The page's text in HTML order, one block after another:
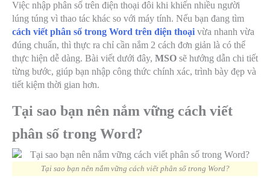
Việc nhập phân số trên điện thoại đôi khi khiến nhiều người
lúng túng vì thao tác khác so với máy tính. Nếu bạn đang tìm
cách viết phân số trong Word trên điện thoại vừa nhanh vừa
đúng chuẩn, thì thực ra chỉ cần nắm 2 cách đơn giản là có thể
thực hiện dễ dàng. Bài viết dưới đây, MSO sẽ hướng dẫn chi tiết
từng bước, giúp bạn nhập công thức chính xác, trình bày đẹp và
tiết kiệm thời gian hơn.
Tại sao bạn nên nắm vững cách viết
phân số trong Word?
Tại sao bạn nên nắm vững cách viết phân số trong Word?